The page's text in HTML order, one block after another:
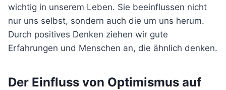
wichtig in unserem Leben. Sie beeinflussen nicht
nur uns selbst, sondern auch die um uns herum.
Durch positives Denken ziehen wir gute
Erfahrungen und Menschen an, die ähnlich denken.
Der Einfluss von Optimismus auf